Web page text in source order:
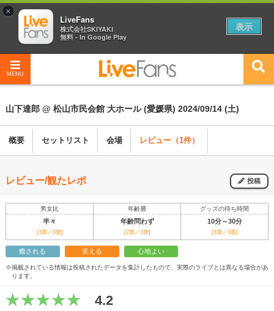
MENU
山下達郎 @ 松山市民会館 大ホール (愛媛県) 2024/09/14 (土)
概要 セットリスト 会場 レビュー（1件）
レビュー/観たレポ 投稿
男女比 年齢層 グッズの待ち時間
半々 年齢問わず 10分～30分
[3票／3票] [2票／3票] [3票／3票]
癒される 笑える 心地よい
※掲載されている情報は投稿されたデータを集計したもので、実際のライブとは異なる場合があ
ります。
4.2
×
LiveFans
株式会社SKIYAKI
無料 - In Google Play
表示